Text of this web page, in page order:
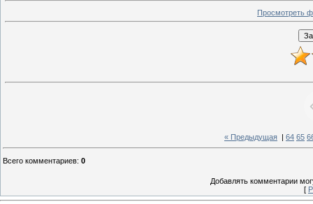
Просмотреть
« Предыдущая 64 65
Всего комментариев: 0
Добавлять комментарии
[